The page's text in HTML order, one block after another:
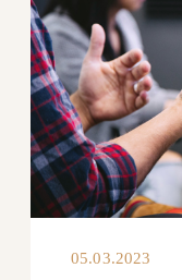
05.03.2023